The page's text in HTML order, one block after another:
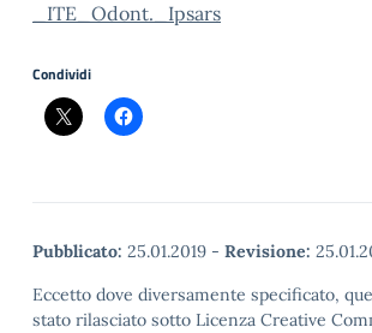
_ITE_Odont._Ipsars
Condividi
Pubblicato: 25.01.2019 - Revisione:
Eccetto dove diversamente specificato,
stato rilasciato sotto Licenza Creative